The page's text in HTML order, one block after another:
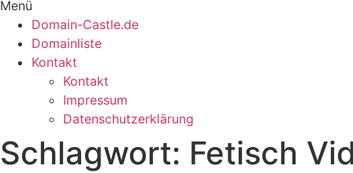
Menü
Domain-Castle.de
Domainliste
Kontakt
Kontakt
Impressum
Datenschutzerklärung
Schlagwort: Fetisch